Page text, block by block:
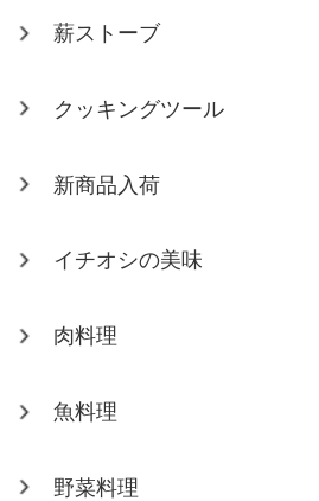
薪ストーブ
クッキングツール
新商品入荷
イチオシの美味
肉料理
魚料理
野菜料理